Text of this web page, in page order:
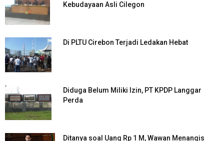
Kebudayaan Asli Cilegon
Di PLTU Cirebon Terjadi Ledakan Hebat
Diduga Belum Miliki Izin, PT KPDP Langgar
Perda
Ditanya soal Uang Rp 1 M, Wawan Menangis